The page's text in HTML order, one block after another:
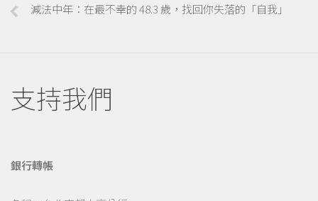
減法中年：在最不幸的 48.3 歲，找回你失落的「自我」
支持我們
銀行轉帳